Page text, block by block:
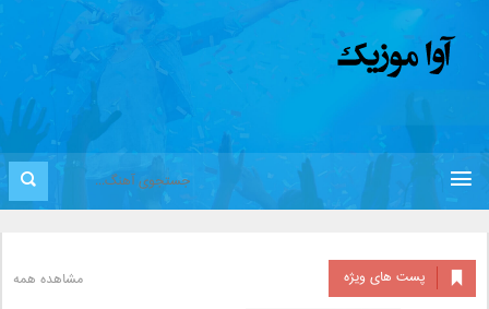
پست های ویژه مشاهده همه